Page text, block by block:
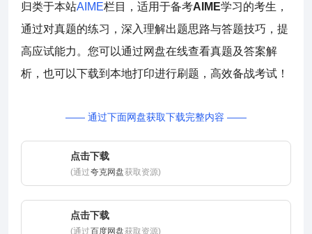
归类于本站AIME栏目，适用于备考AIME学习的考生，
通过对真题的练习，深入理解出题思路与答题技巧，提
高应试能力。您可以通过网盘在线查看真题及答案解
析，也可以下载到本地打印进行刷题，高效备战考试！
—— 通过下面网盘获取下载完整内容 ——
点击下载
(通过夸克网盘获取资源)
点击下载
(通过百度网盘获取资源)